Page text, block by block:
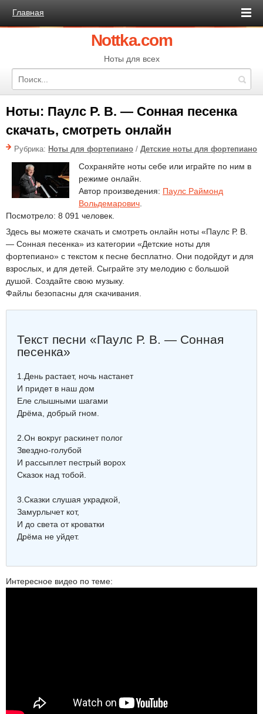
Главная
Nottka.com
Ноты для всех
Ноты: Паулс Р. В. — Сонная песенка
скачать, смотреть онлайн
Рубрика: Ноты для фортепиано / Детские ноты для фортепиано
Сохраняйте ноты себе или играйте по ним в
режиме онлайн.
Автор произведения: Паулс Раймонд
Вольдемарович
Посмотрело: 8 091 человек.
Здесь вы можете скачать и смотреть онлайн ноты «Паулс Р. В.
— Сонная песенка» из категории «Детские ноты для
фортепиано» с текстом к песне бесплатно. Они подойдут и для
взрослых, и для детей. Сыграйте эту мелодию с большой
душой. Создайте свою музыку.
Файлы безопасны для скачивания.
Текст песни «Паулс Р. В. — Сонная
песенка»
1.День растает, ночь настанет
И придет в наш дом
Еле слышными шагами
Дрёма, добрый гном.
2.Он вокруг раскинет полог
Звездно-голубой
И рассыплет пестрый ворох
Сказок над тобой.
3.Сказки слушая украдкой,
Замурлычет кот,
И до света от кроватки
Дрёма не уйдет.
Интересное видео по теме: